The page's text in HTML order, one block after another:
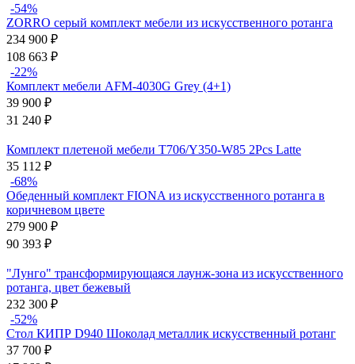
-54%
ZORRO серый комплект мебели из искусственного ротанга
234 900 ₽
108 663 ₽
-22%
Комплект мебели AFM-4030G Grey (4+1)
39 900 ₽
31 240 ₽
Комплект плетеной мебели T706/Y350-W85 2Pcs Latte
35 112 ₽
-68%
Обеденный комплект FIONA из искусственного ротанга в
коричневом цвете
279 900 ₽
90 393 ₽
"Лунго" трансформирующаяся лаунж-зона из искусственного
ротанга, цвет бежевый
232 300 ₽
-52%
Стол КИПР D940 Шоколад металлик искусственный ротанг
37 700 ₽